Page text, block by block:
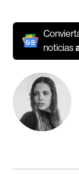
noticias